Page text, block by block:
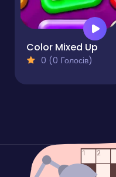
Color Mixed Up
0 (0 Голосів)